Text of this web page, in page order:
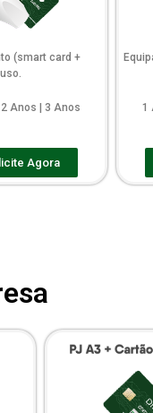
(smart card +
Anos | 3 Anos
Agora
1